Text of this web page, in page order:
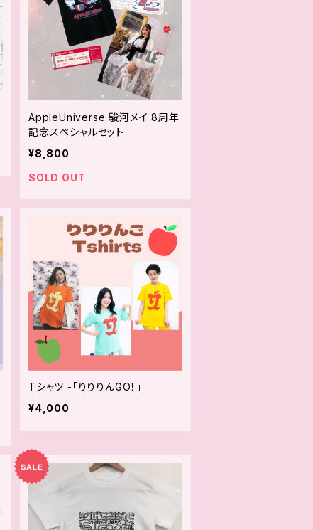
AppleUniverse 駿河メイ 8周年
記念スペシャルセット
¥8,800
SOLD OUT
Tシャツ -「りりりんGO！」
¥4,000